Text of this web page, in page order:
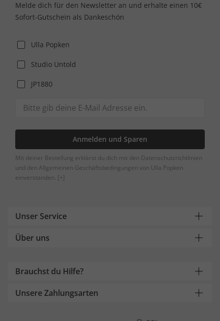
Melde dich für den Newsletter an und erhalte einen 10€
Sofort-Gutschein als Dankeschön
Ulla Popken
Studio Untold
JP1880
Anmelden und Sparen
Mit deiner Bestellung erklärst du dich mit den Datenschutzrichtlinien
und den Allgemeinen Geschäftsbedingungen von Ulla Popken
einverstanden. [+]
Unser Service
Über uns
Brauchst du Hilfe?
Unsere Zahlungsarten